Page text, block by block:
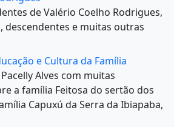
de Valério Coelho Rodrigues,
descendentes e muitas outras
e Cultura da Família
Alves com muitas
a família Feitosa do sertão dos
Capuxú da Serra da Ibiapaba,